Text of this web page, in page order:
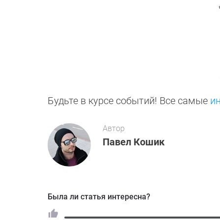
Будьте в курсе событий! Все самые
Автор
Павел Кошик
Была ли статья интересна?